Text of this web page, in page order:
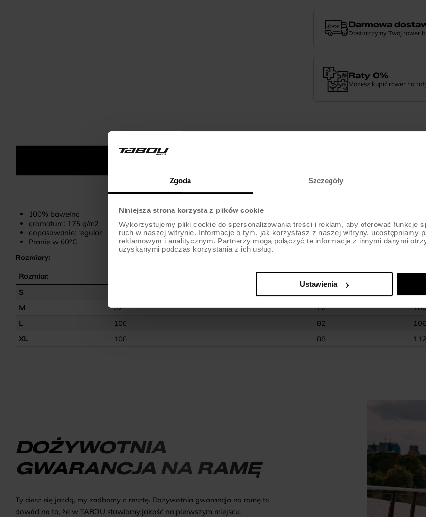
Zgoda Szczegóły
Niniejsza strona korzysta z plików cookie
Wykorzystujemy pliki cookie do spersonalizowania treści i reklam, aby oferować funkcje
ruch w naszej witrynie. Informacje o tym, jak korzystasz z naszej witryny, udostępniamy
reklamowym i analitycznym. Partnerzy mogą połączyć te informacje z innymi danymi
uzyskanymi podczas korzystania z ich usług.
Ustawienia
Darmowa
Dostarczymy Twój rower
Raty 0%
Możesz kupić rower na
100% bawełna
gramatura: 175 g/m2
dopasowanie: regular
Pranie w 60°C
Rozmiary:
Rozmiar:
S
M
92 76 100
L
100 82 106
XL
108 88 112
DOŻYWOTNIA
GWARANCJA NA RAMĘ
Ty ciesz się jazdą, my zadbamy o resztę. Dożywotnia gwarancja na ramę to
dowód na to, że w TABOU stawiamy jakość na pierwszym miejscu.